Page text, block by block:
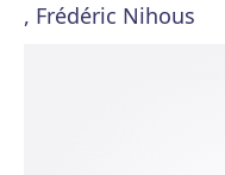
, Frédéric Nihous